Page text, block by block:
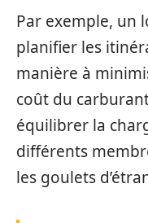
Par exemple, un
planifier les
manière à
coût du
équilibrer la
différents
les goulets